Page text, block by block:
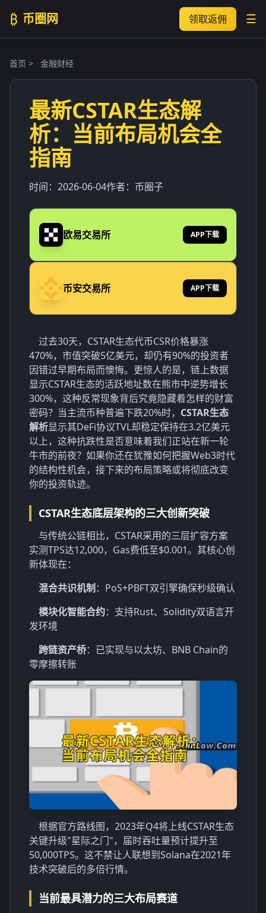
₿ 币圈网 领取返佣 ☰
首页 > 金融财经
最新CSTAR生态解
析：当前布局机会全
指南
时间： 2026-06-04作者： 币圈子
欧易交易所 APP下载
币安交易所 APP下载
过去30天，CSTAR生态代币CSR价格暴涨
470%，市值突破5亿美元，却仍有90%的投资者
因错过早期布局而懊悔。更惊人的是，链上数据
显示CSTAR生态的活跃地址数在熊市中逆势增长
300%，这种反常现象背后究竟隐藏着怎样的财富
密码？当主流币种普遍下跌20%时， CSTAR生态
解析显示其DeFi协议TVL却稳定保持在3.2亿美元
以上，这种抗跌性是否意味着我们正站在新一轮
牛市的前夜？如果你还在犹豫如何把握Web3时代
的结构性机会，接下来的布局策略或将彻底改变
你的投资轨迹。
CSTAR生态底层架构的三大创新突破
与传统公链相比，CSTAR采用的三层扩容方案
实测TPS达12,000，Gas费低至$0.001。其核心创
新体现在：
混合共识机制 ：PoS+PBFT双引擎确保秒级确认
模块化智能合约：支持Rust、Solidity双语言开
发环境
跨链资产桥：已实现与以太坊、BNB Chain的
零摩擦转账
根据官方路线图，2023年Q4将上线CSTAR生态
关键升级"星际之门"，届时吞吐量预计提升至
50,000TPS。这不禁让人联想到Solana在2021年
技术突破后的多倍行情。
当前最具潜力的三大布局赛道